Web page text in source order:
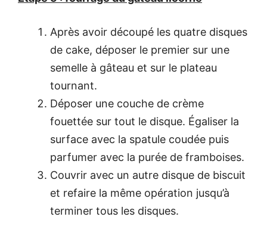
Après avoir découpé les quatre disques
de cake, déposer le premier sur une
semelle à gâteau et sur le plateau
tournant.
Déposer une couche de crème
fouettée sur tout le disque. Égaliser la
surface avec la spatule coudée puis
parfumer avec la purée de framboises.
Couvrir avec un autre disque de biscuit
et refaire la même opération jusqu’à
terminer tous les disques.